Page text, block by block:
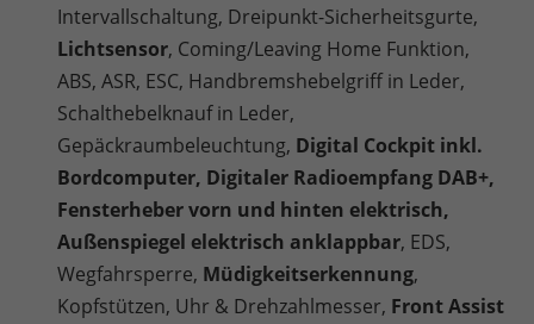
Intervallschaltung, Dreipunkt-Sicherheitsgurte,
Lichtsensor, Coming/Leaving Home Funktion,
ABS, ASR, ESC, Handbremshebelgriff in Leder,
Schalthebelknauf in Leder,
Gepäckraumbeleuchtung, Digital Cockpit inkl.
Bordcomputer, Digitaler Radioempfang DAB+,
Fensterheber vorn und hinten elektrisch,
Außenspiegel elektrisch anklappbar, EDS,
Wegfahrsperre, Müdigkeitserkennung,
Kopfstützen, Uhr & Drehzahlmesser, Front Assist